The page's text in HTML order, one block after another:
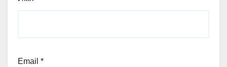
Email *